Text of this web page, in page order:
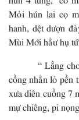
Mỏi hún lai cọ
hanh, dệt dượn
Mùi Mới hẳư hụ
“ Lằng chơ
cồng nhẳn lỏ pền
xưa diên cuồng 7
mự chiêng, pi